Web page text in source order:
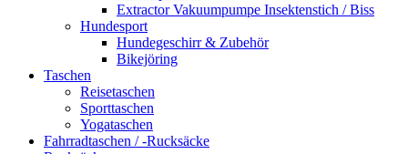
Extractor Vakuumpumpe Insektenstich / Biss
Hundesport
Hundegeschirr & Zubehör
Bikejöring
Taschen
Reisetaschen
Sporttaschen
Yogataschen
Fahrradtaschen / -Rucksäcke